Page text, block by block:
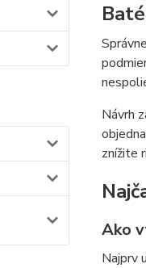
Návrh
znížite
Ako
Najprv